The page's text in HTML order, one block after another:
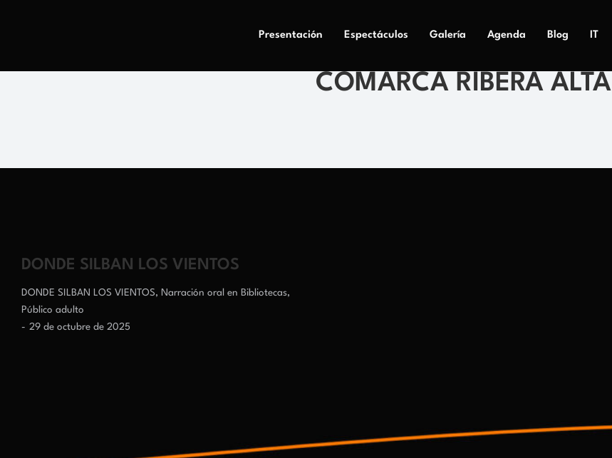
Presentación Espectáculos Galería Agenda Blog IT
COMARCA RIBERA ALTA
DONDE SILBAN LOS VIENTOS
DONDE SILBAN LOS VIENTOS, Narración oral en Bibliotecas,
Público adulto
29 de octubre de 2025